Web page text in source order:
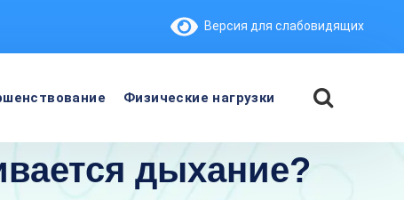
Версия для слабовидящих
Физические нагрузки
дыхание?